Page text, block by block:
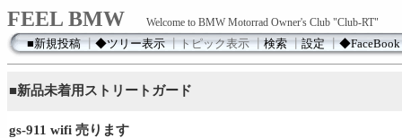
FEEL BMW Welcome to BMW Motorrad Owner's Club "Club-RT"
■新規投稿┃◆ツリー表示┃トピック表示┃検索┃設定┃◆FaceBook
■新品未着用ストリートガード
gs-911 wifi 売ります